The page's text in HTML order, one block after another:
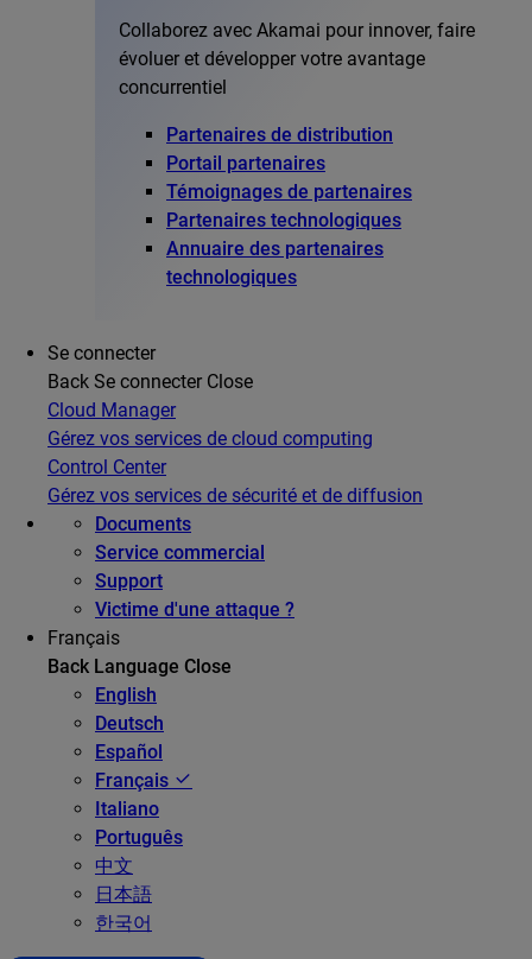
Collaborez avec Akamai pour innover, faire
évoluer et développer votre avantage
concurrentiel
Partenaires de distribution
Portail partenaires
Témoignages de partenaires
Partenaires technologiques
Annuaire des partenaires
technologiques
Se connecter
Back Se connecter Close
Cloud Manager
Gérez vos services de cloud computing
Control Center
Gérez vos services de sécurité et de diffusion
Documents
Service commercial
Support
Victime d'une attaque ?
Français
Back Language Close
English
Deutsch
Español
Français
Italiano
Português
中文
日本語
한국어